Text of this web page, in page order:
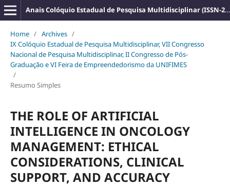
Anais Colóquio Estadual de Pesquisa Multidisciplinar (ISSN-2527-2500)
Home / Archives /
IX Colóquio Estadual de Pesquisa Multidisciplinar, VII Congresso
Nacional de Pesquisa Multidisciplinar, II Congresso de Pós-
Graduação e VI Feira de Empreendedorismo da UNIFIMES
/
Resumo Simples
THE ROLE OF ARTIFICIAL
INTELLIGENCE IN ONCOLOGY
MANAGEMENT: ETHICAL
CONSIDERATIONS, CLINICAL
SUPPORT, AND ACCURACY